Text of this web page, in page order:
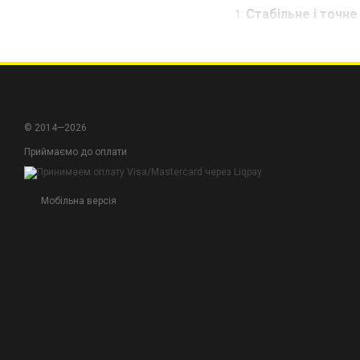
Стабільне і
Високоякісні
гарантуючи вам
Обирайте корпуси
зварювальних
© 2014—2026
Приймаємо до оплати
Мобільна версія